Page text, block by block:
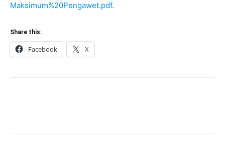
Maksimum%20Pengawet.pdf.
Share this:
Facebook X